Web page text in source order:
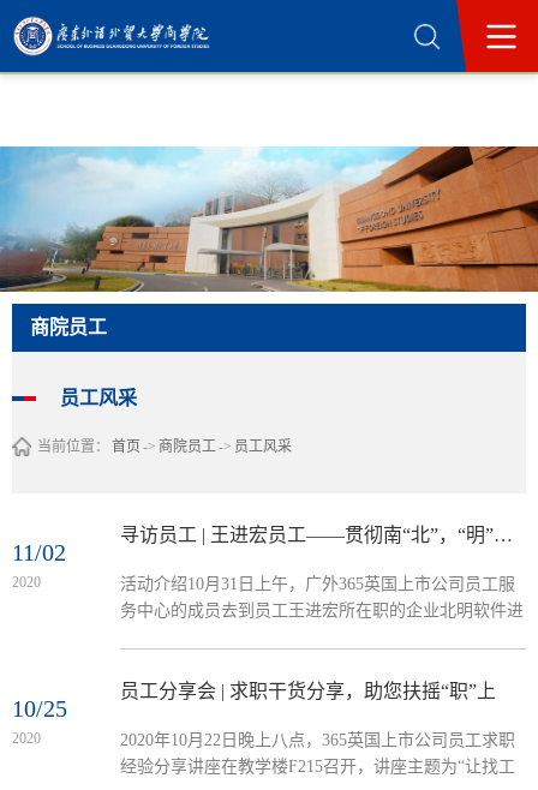
365英国上市公司(集团)官方网站-Official
商院员工
员工风采
当前位置： 首页 -> 商院员工-> 员工风采
11/02
2020
寻访员工 | 王进宏员工——贯彻南“北”，“明”贯中西
活动介绍10月31日上午，广外365英国上市公司员工服
务中心的成员去到员工王进宏所在职的企业北明软件进
历与经验，又让员工与公司的感情变得更加深厚。公司
限公司始终坚持通过持续创新为客户创造价值。致力于
为金融、电力、能源、政府、互联网运营商、公共事
10/25
2020
员工分享会 | 求职干货分享，助您扶摇“职”上
2020年10月22日晚上八点，365英国上市公司员工求职
经验分享讲座在教学楼F215召开，讲座主题为“让找工